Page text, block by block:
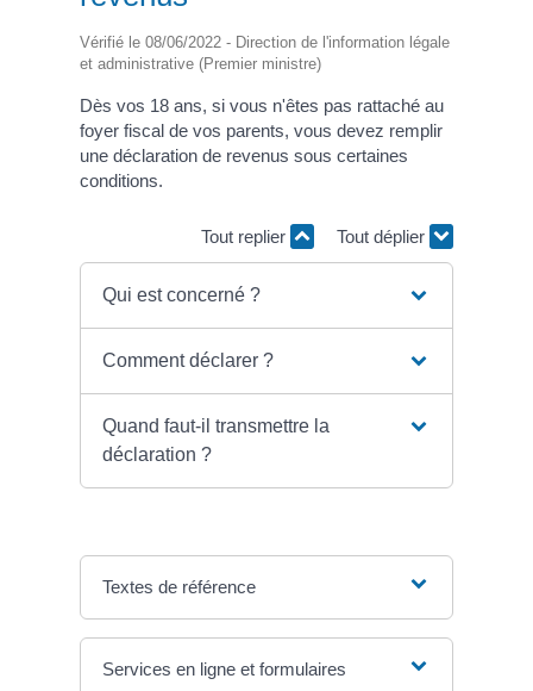
Vérifié le 08/06/2022 - Direction de l'information légale
et administrative (Premier ministre)
Dès vos 18 ans, si vous n'êtes pas rattaché au
foyer fiscal de vos parents, vous devez remplir
une déclaration de revenus sous certaines
conditions.
Tout replier Tout déplier
Qui est concerné ?
Comment déclarer ?
Quand faut-il transmettre la
déclaration ?
Textes de référence
Services en ligne et formulaires